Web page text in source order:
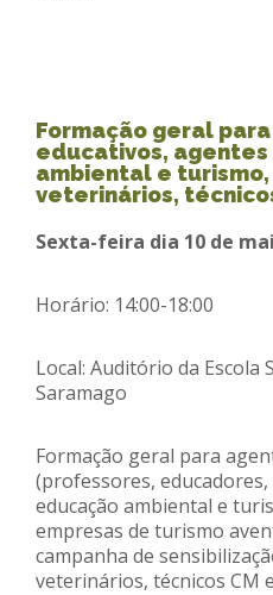
Formação geral
educativos,
ambiental e
veterinários,
Sexta-feira dia 10 de
Horário: 14:00-18:00
Local: Auditório da Escola
Saramago
Formação geral para
(professores,
educação ambiental e
empresas de turismo
campanha de
veterinários, técnicos CM